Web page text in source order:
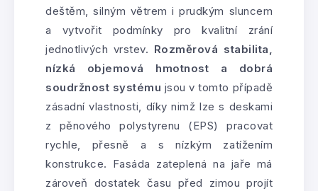
deštěm, silným větrem i prudkým sluncem
a vytvořit podmínky pro kvalitní zrání
jednotlivých vrstev. Rozměrová stabilita,
nízká objemová hmotnost a dobrá
soudržnost systému jsou v tomto případě
zásadní vlastnosti, díky nimž lze s deskami
z pěnového polystyrenu (EPS) pracovat
rychle, přesně a s nízkým zatížením
konstrukce. Fasáda zateplená na jaře má
zároveň dostatek času před zimou projít